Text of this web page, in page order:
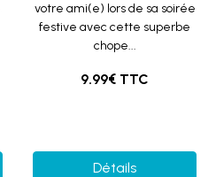
votre ami(e) lors de sa soirée
festive avec cette superbe
chope...
9.99€ TTC
Détails